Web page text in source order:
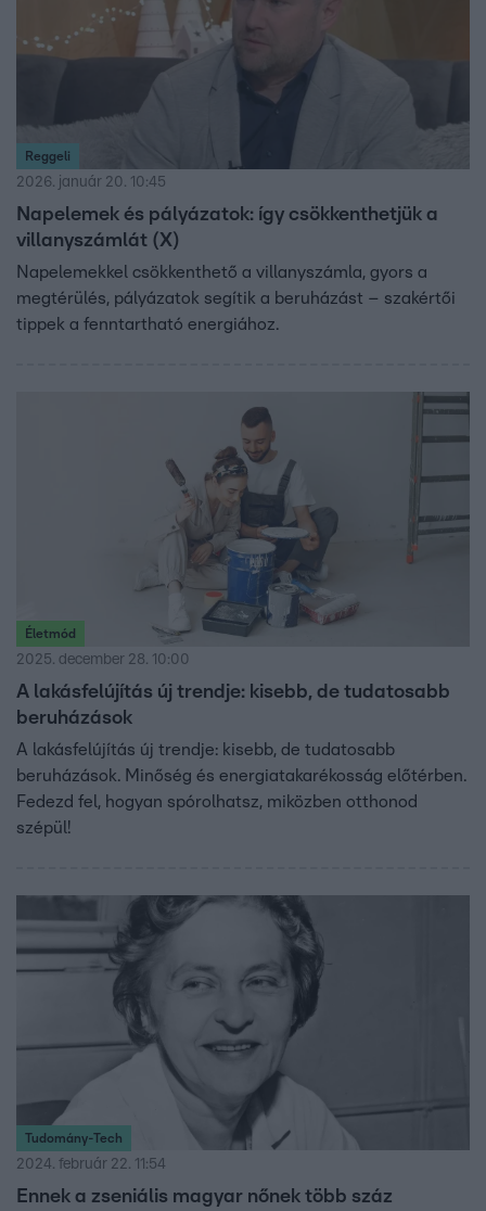
Reggeli
2026. január 20. 10:45
Napelemek és pályázatok: így csökkenthetjük a
villanyszámlát (X)
Napelemekkel csökkenthető a villanyszámla, gyors a
megtérülés, pályázatok segítik a beruházást – szakértői
tippek a fenntartható energiához.
Életmód
2025. december 28. 10:00
A lakásfelújítás új trendje: kisebb, de tudatosabb
beruházások
A lakásfelújítás új trendje: kisebb, de tudatosabb
beruházások. Minőség és energiatakarékosság előtérben.
Fedezd fel, hogyan spórolhatsz, miközben otthonod
szépül!
Tudomány-Tech
2024. február 22. 11:54
Ennek a zseniális magyar nőnek több száz